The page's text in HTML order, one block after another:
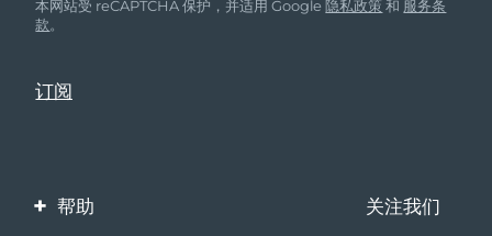
本网站受 reCAPTCHA 保护，并适用 Google隐私政策 和 服务条
款。
帮助 关注我们